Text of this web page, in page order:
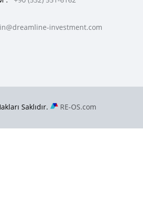
investment.com
Saklıdır. RE-OS.com